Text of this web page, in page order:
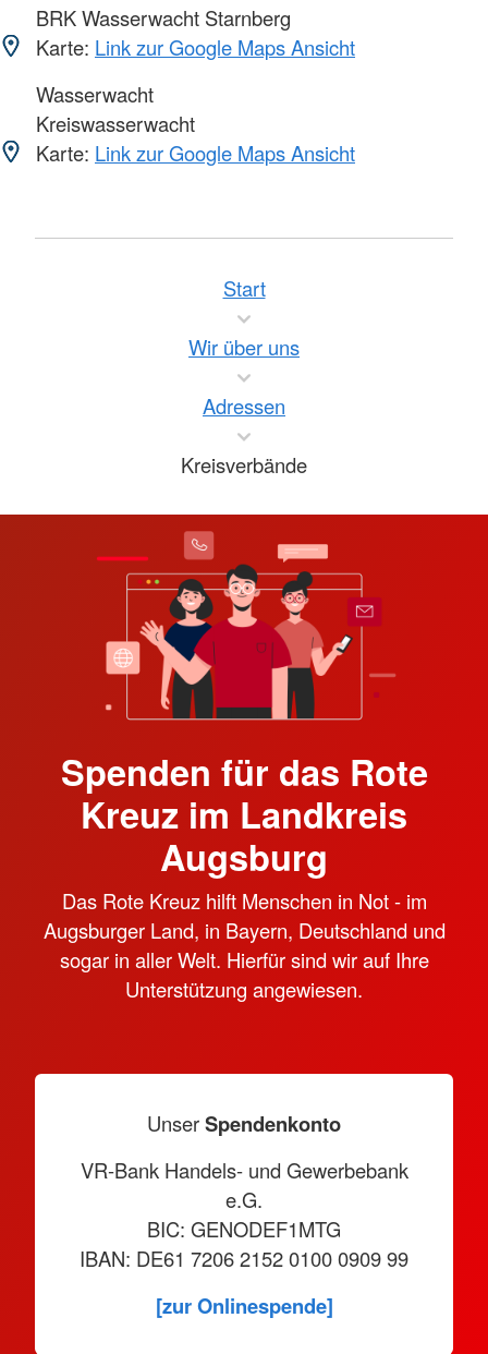
BRK Wasserwacht Starnberg
Karte: Link zur Google Maps Ansicht
Wasserwacht
Kreiswasserwacht
Karte: Link zur Google Maps Ansicht
Start
Wir über uns
Adressen
Kreisverbände
Spenden für das Rote
Kreuz im Landkreis
Augsburg
Das Rote Kreuz hilft Menschen in Not - im
Augsburger Land, in Bayern, Deutschland und
sogar in aller Welt. Hierfür sind wir auf Ihre
Unterstützung angewiesen.
UnserSpendenkonto
VR-Bank Handels- und Gewerbebank
e.G.
BIC: GENODEF1MTG
IBAN: DE61 7206 2152 0100 0909 99
[zur Onlinespende]